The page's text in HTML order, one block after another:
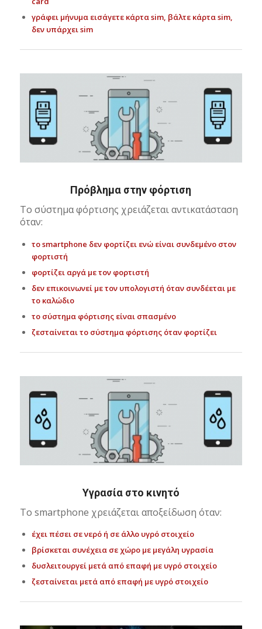
γράφει μήνυμα εισάγετε κάρτα sim, βάλτε κάρτα sim,
δεν υπάρχει sim
Πρόβλημα στην φόρτιση
Το σύστημα φόρτισης χρειάζεται αντικατάσταση
όταν:
το smartphone δεν φορτίζει ενώ είναι συνδεμένο στον
φορτιστή
φορτίζει αργά με τον φορτιστή
δεν επικοινωνεί με τον υπολογιστή όταν συνδέεται με
το καλώδιο
το σύστημα φόρτισης είναι σπασμένο
ζεσταίνεται το σύστημα φόρτισης όταν φορτίζει
Υγρασία στο κινητό
Το smartphone χρειάζεται αποξείδωση όταν:
έχει πέσει σε νερό ή σε άλλο υγρό στοιχείο
βρίσκεται συνέχεια σε χώρο με μεγάλη υγρασία
δυσλειτουργεί μετά από επαφή με υγρό στοιχείο
ζεσταίνεται μετά από επαφή με υγρό στοιχείο